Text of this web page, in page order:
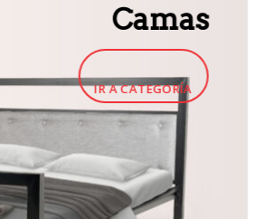
Camas
IR A CATEGORÍA